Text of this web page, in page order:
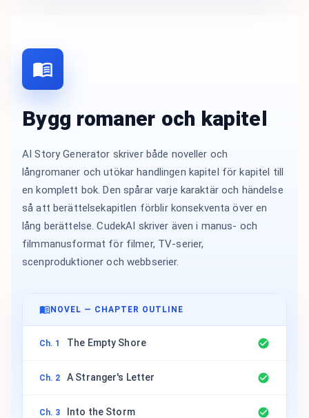
NOVEL — CHAPTER OUTLINE
Ch. 1 The Empty Shore
Ch. 2 A Stranger's Letter
Ch. 3 Into the Storm
Bygg romaner och kapitel
AI Story Generator skriver både noveller och
långromaner och utökar handlingen kapitel för kapitel till
en komplett bok. Den spårar varje karaktär och händelse
så att berättelsekapitlen förblir konsekventa över en
lång berättelse. CudekAI skriver även i manus- och
filmmanusformat för filmer, TV-serier,
scenproduktioner och webbserier.